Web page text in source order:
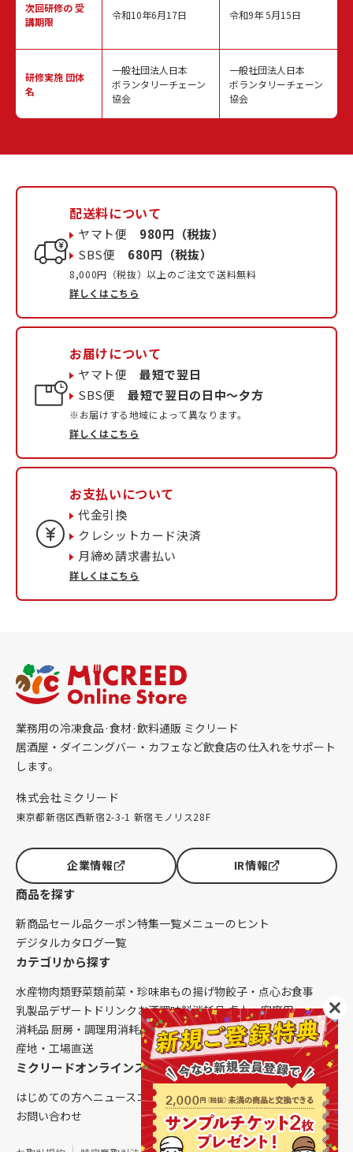
次回研修の受
講期限
研修実施 団体
名
令和10年6月17日
一般社団法人日本
ボランタリーチェーン
協会
令和9年 5月15日
一般社団法人日本
ボランタリーチェーン
協会
配送料について
ヤマト便 980円（税抜）
SBS便 680円（税抜）
8,000円（税抜）以上のご注文で送料無料
詳しくはこちら
お届けについて
ヤマト便最短で翌日
SBS便最短で翌日の日中〜夕方
※お届けする地域によって異なります。
詳しくはこちら
お支払いについて
代金引換
クレシットカード決済
月締め請求書払い
詳しくはこちら
業務用の冷凍食品·食材·飲料通販 ミクリード
居酒屋・ダイニングバー・カフェなど飲食店の仕入れをサポート
します。
株式会社ミクリード
東京都新宿区西新宿2-3-1 新宿モノリス28F
企業情報 IR情報
商品を探す
新商品セール品クーポン特集一覧メニューのヒント
デジタルカタログ一覧
カテゴリから探す
水産物肉類野菜類前菜・珍味串もの揚げ物餃子・点心お食事
乳製品デザート ドリンク お酒調味料消耗品 卓上・客席用
消耗品 厨房・調理用消耗品 クレンリネス生鮮品（配送便限定）
産地・工場直送
ミクリードオンラインストアについて
はじめての方へニュースコラムご利用ガイド会社概要
お問い合わせ